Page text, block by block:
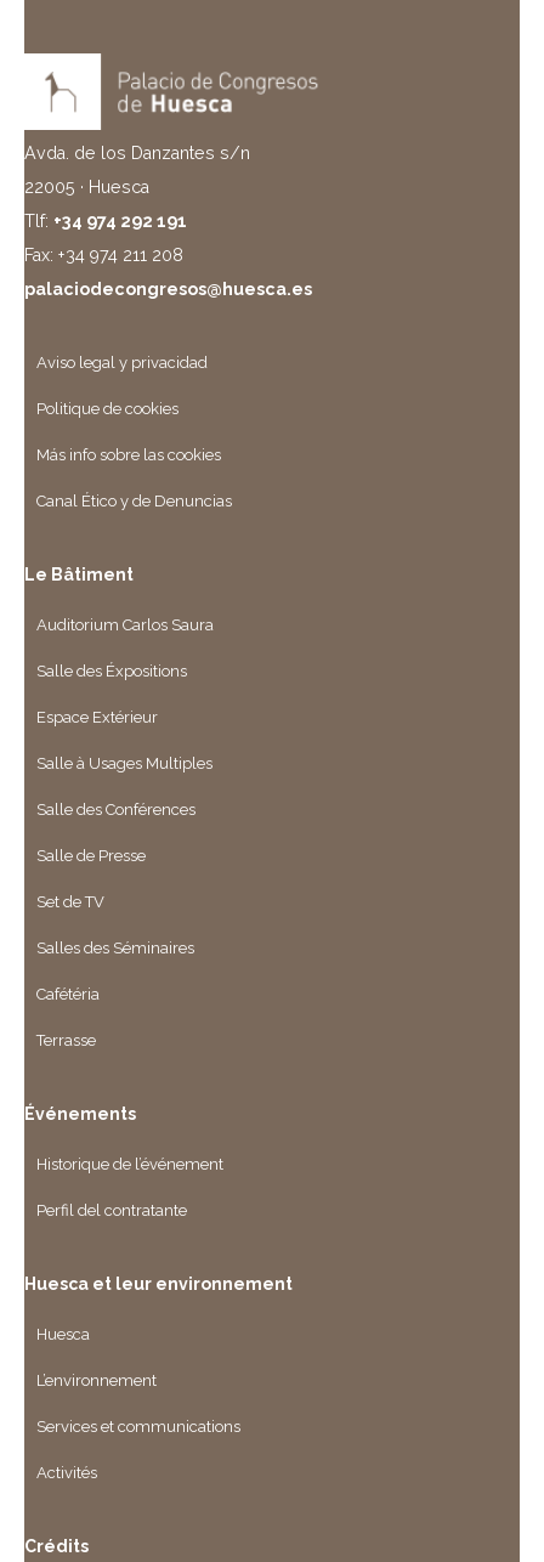
Avda. de los Danzantes s/n
22005 · Huesca
Tlf: +34 974 292 191
Fax: +34 974 211 208
palaciodecongresos@huesca.es
Aviso legal y privacidad
Politique de cookies
Más info sobre las cookies
Canal Ético y de Denuncias
Le Bâtiment
Auditorium Carlos Saura
Salle des Éxpositions
Espace Extérieur
Salle à Usages Multiples
Salle des Conférences
Salle de Presse
Set de TV
Salles des Séminaires
Cafétéria
Terrasse
Événements
Historique de l’événement
Perfil del contratante
Huesca et leur environnement
Huesca
L’environnement
Services et communications
Activités
Crédits